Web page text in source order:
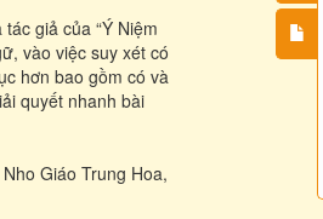
giả của “Ý Niệm
vào việc suy xét có
hơn bao gồm có và
quyết nhanh bài
Giáo Trung Hoa,